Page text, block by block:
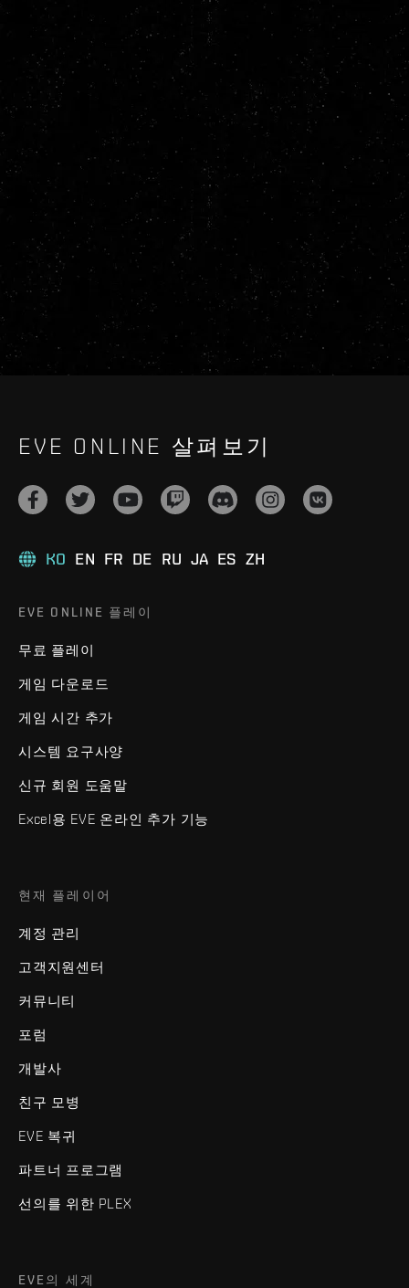
EVE ONLINE 살펴보기
KO EN FR DE RU JA ES ZH
EVE ONLINE 플레이
무료 플레이
게임 다운로드
게임 시간 추가
시스템 요구사양
신규 회원 도움말
Excel용 EVE 온라인 추가 기능
현재 플레이어
계정 관리
고객지원센터
커뮤니티
포럼
개발사
친구 모병
EVE 복귀
파트너 프로그램
선의를 위한 PLEX
EVE의 세계